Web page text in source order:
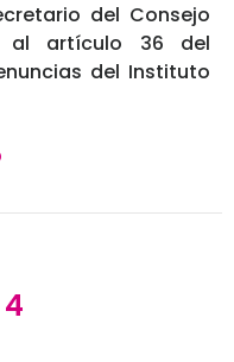
del Consejo
al artículo 36 del
del Instituto